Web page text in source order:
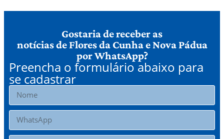
Gostaria de receber as
notícias de Flores da Cunha e Nova Pádua
por WhatsApp?
Preencha o formulário abaixo para
se cadastrar